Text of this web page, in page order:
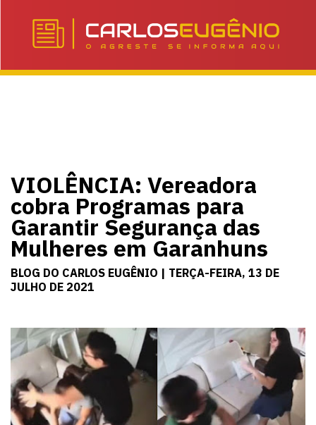
VIOLÊNCIA: Vereadora
cobra Programas para
Garantir Segurança das
Mulheres em Garanhuns
BLOG DO CARLOS EUGÊNIO | TERÇA-FEIRA, 13 DE
JULHO DE 2021